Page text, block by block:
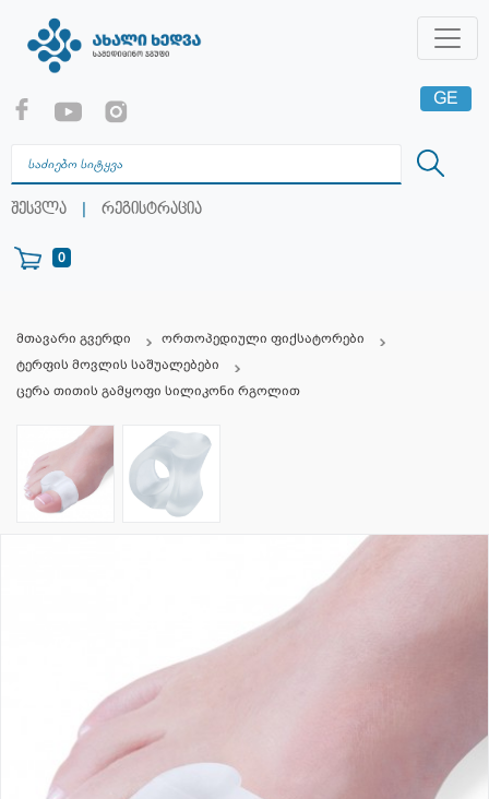
შესვლა | რეგისტრაცია
0
GE
RU
მთავარი გვერდი
ორთოპედიული ფიქსატორები
ტერფის მოვლის საშუალებები
ცერა თითის გამყოფი სილიკონი რგოლით